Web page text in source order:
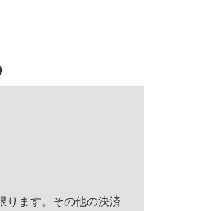
ります。その他の決済